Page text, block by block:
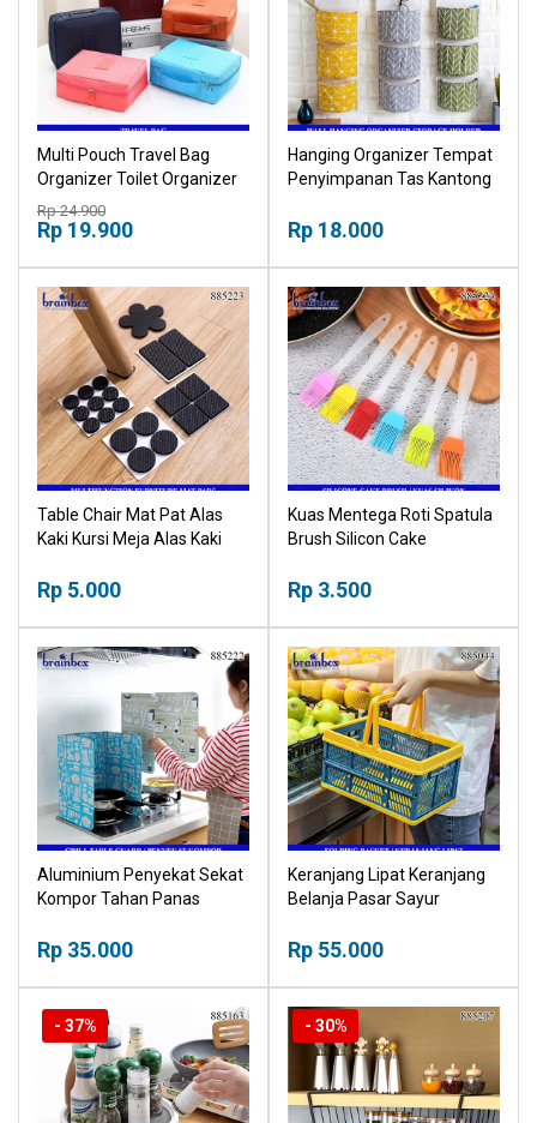
Multi Pouch Travel Bag
Organizer Toilet Organizer
Cosmetic Bag
Rp 24.900
Rp 19.900
Hanging Organizer Tempat
Penyimpanan Tas Kantong
Rp 18.000
Table Chair Mat Pat Alas
Kaki Kursi Meja Alas Kaki
Pads
Rp 5.000
Kuas Mentega Roti Spatula
Brush Silicon Cake
Kue
Rp 3.500
Aluminium Penyekat Sekat
Kompor Tahan Panas
Rp 35.000
Keranjang Lipat Keranjang
Belanja Pasar Sayur
Multifungsi
Rp 55.000
- 37% - 30%